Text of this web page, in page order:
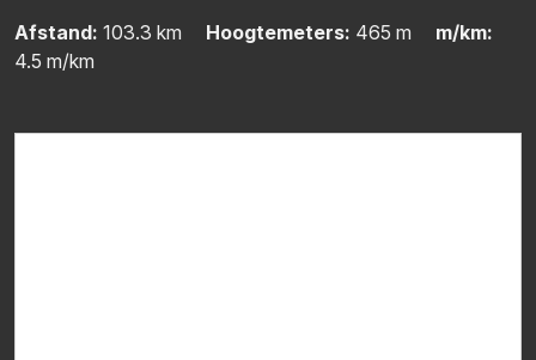
Afstand: 103.3 km Hoogtemeters: 465 m
m/km:
4.5 m/km